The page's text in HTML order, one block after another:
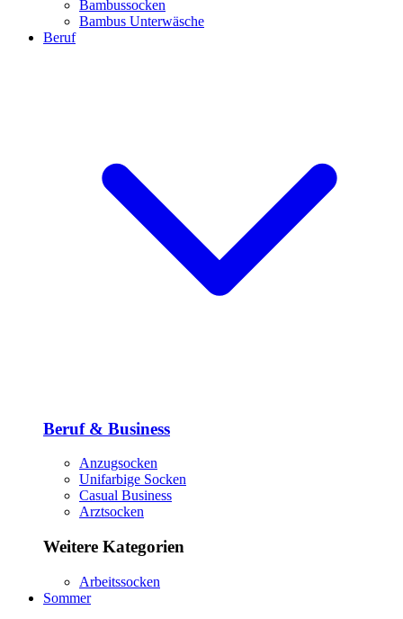
Bambussocken
Bambus Unterwäsche
Beruf
Beruf & Business
Anzugsocken
Unifarbige Socken
Casual Business
Arztsocken
Weitere Kategorien
Arbeitssocken
Sommer